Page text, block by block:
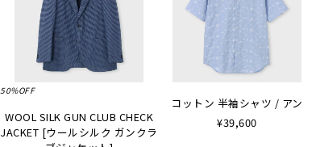
50%OFF
WOOL SILK GUN CLUB CHECK
JACKET [ウールシルク ガンクラ
コットン 半袖シャツ / アン
¥39,600